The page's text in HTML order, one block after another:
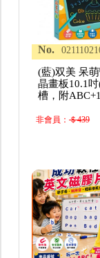
No.
(藍)双美 呆
晶畫板10.1
槽，附
非會員：＄439